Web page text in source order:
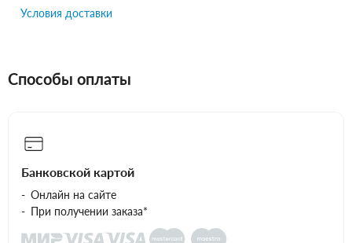
Условия доставки
Способы оплаты
Банковской картой
Онлайн на сайте
При получении заказа*